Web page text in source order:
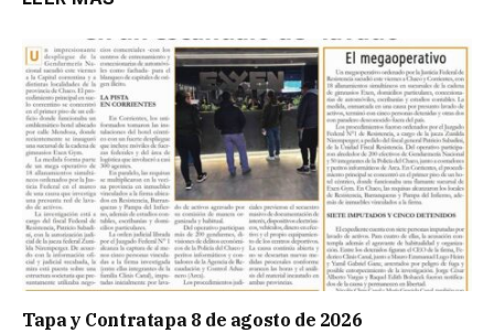
Tapa y Contratapa 8 de agosto de 2026